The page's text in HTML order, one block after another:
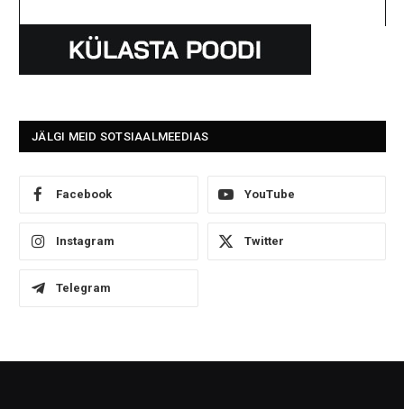
JÄLGI MEID SOTSIAALMEEDIAS
Facebook YouTube
Instagram Twitter
Telegram